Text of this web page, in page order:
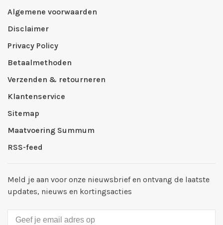
Algemene voorwaarden
Disclaimer
Privacy Policy
Betaalmethoden
Verzenden & retourneren
Klantenservice
Sitemap
Maatvoering Summum
RSS-feed
Meld je aan voor onze nieuwsbrief en ontvang de laatste
updates, nieuws en kortingsacties